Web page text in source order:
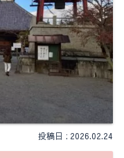
2026.02.24